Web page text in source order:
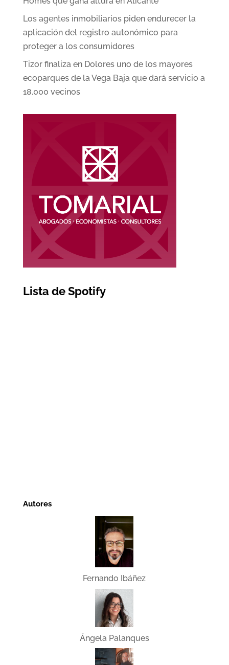
Los agentes inmobiliarios piden endurecer la
aplicación del registro autonómico para
proteger a los consumidores
Tizor finaliza en Dolores uno de los mayores
ecoparques de la Vega Baja que dará servicio a
18.000 vecinos
Lista de Spotify
Autores
Fernando Ibáñez
Ángela Palanques